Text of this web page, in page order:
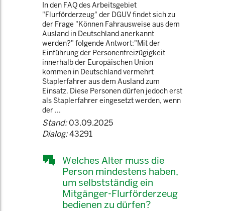
In den FAQ des Arbeitsgebiet
"Flurförderzeug" der DGUV findet sich zu
der Frage "Können Fahrausweise aus dem
Ausland in Deutschland anerkannt
werden?" folgende Antwort:"Mit der
Einführung der Personenfreizügigkeit
innerhalb der Europäischen Union
kommen in Deutschland vermehrt
Staplerfahrer aus dem Ausland zum
Einsatz. Diese Personen dürfen jedoch erst
als Staplerfahrer eingesetzt werden, wenn
der ...
Stand:03.09.2025
Dialog:43291
Welches Alter muss die
Person mindestens haben,
um selbstständig ein
Mitgänger-Flurförderzeug
bedienen zu dürfen?